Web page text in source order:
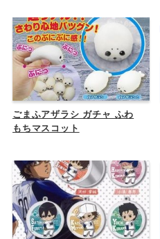
ごまふアザラシ ガチャ ふわ
もちマスコット